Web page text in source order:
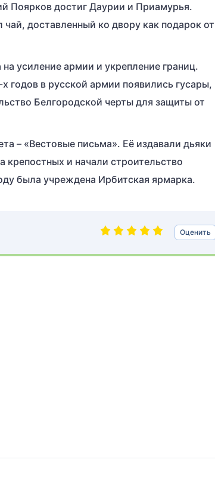
Поярков достиг Даурии и Приамурья.
доставленный ко двору как подарок от
усиление армии и укрепление границ.
годов в русской армии появились гусары,
Белгородской черты для защиты от
– «Вестовые письма». Её издавали дьяки
крепостных и начали строительство
была учреждена Ирбитская ярмарка.
Оценить